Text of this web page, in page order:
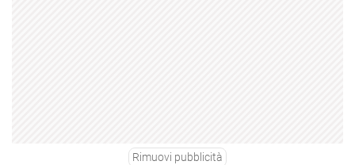
Rimuovi pubblicità